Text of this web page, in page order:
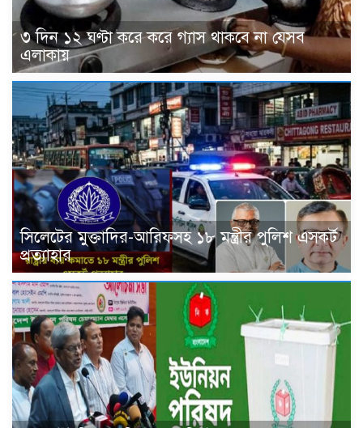
৩ দিন ১২ ঘণ্টা করে করে গ্যাস থাকবে না যেসব
এলাকায়
সিলেটের মুক্তাদির-আরিফসহ ১৮ মন্ত্রীর পুলিশ এসকর্ট
প্রত্যাহার